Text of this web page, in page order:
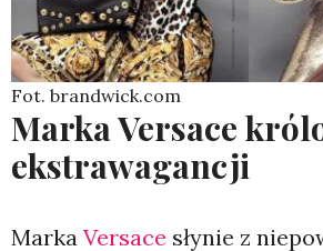
Fot. brandwick.com
Marka Versace
ekstrawagancji
Marka Versace słynie z